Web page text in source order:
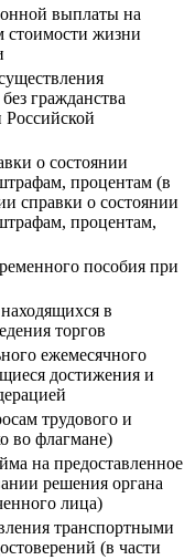
выплаты на
стоимости жизни
гражданства
Российской
о состоянии
процентам (в
справки о состоянии
процентам,
пособия при
в
торгов
ежемесячного
достижения и
трудового и
во флагмане)
на предоставленное
решения органа
лица)
транспортными
(в части